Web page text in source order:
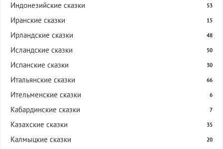
Индонезийские сказки 53
Иранские сказки 15
Ирландские сказки 48
Исландские сказки 50
Испанские сказки 30
Итальянские сказки 66
Ительменские сказки 6
Кабардинские сказки 7
Казахские сказки 35
Калмыцкие сказки 20